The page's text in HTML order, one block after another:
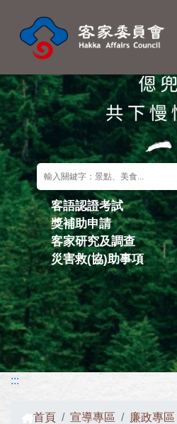
關鍵字搜尋
客語認證考試
獎補助申請
客家研究及調查
災害救(協)助事項
:::
首頁 宣導專區 廉政專區